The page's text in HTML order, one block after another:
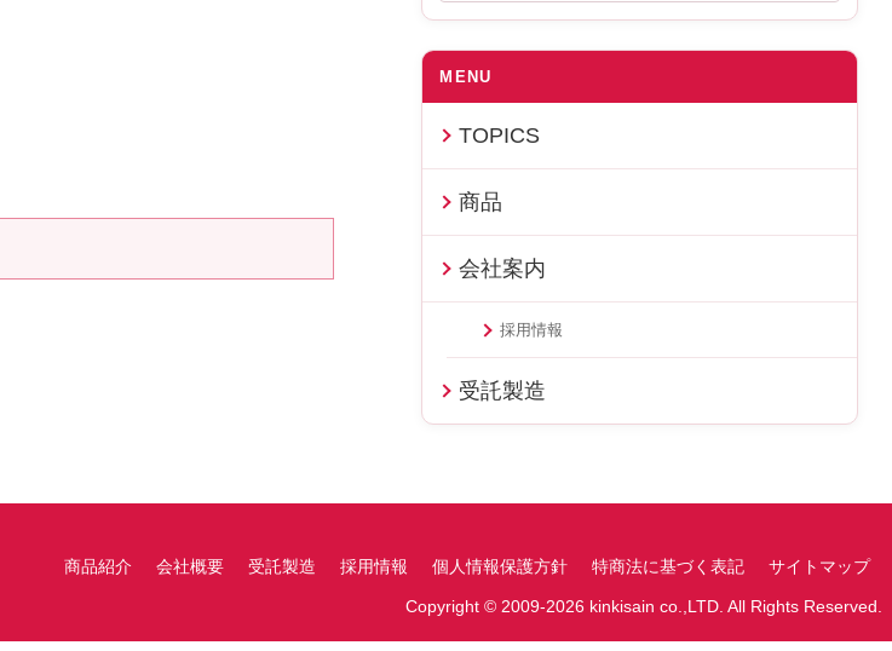
TOPICS
商品
会社案内
採用情報
受託製造
商品紹介 会社概要 受託製造 採用情報 個人情報保護方針 特商法に基づく表記 サイトマップ
Copyright © 2009-2026 kinkisain co.,LTD. All Rights Reserved.